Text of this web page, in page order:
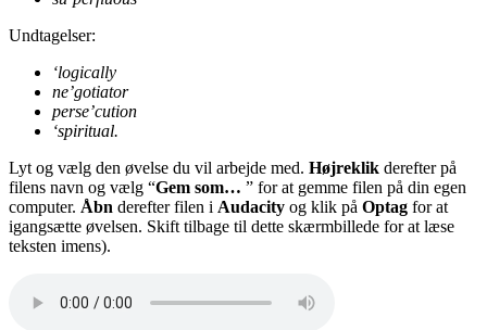
Undtagelser:
‘logically
ne’gotiator
perse’cution
‘spiritual.
Lyt og vælg den øvelse du vil arbejde med. Højreklik derefter på
filens navn og vælg “Gem som… ” for at gemme filen på din egen
computer. Åbn derefter filen i Audacity og klik på Optag for at
igangsætte øvelsen. Skift tilbage til dette skærmbillede for at læse
teksten imens).